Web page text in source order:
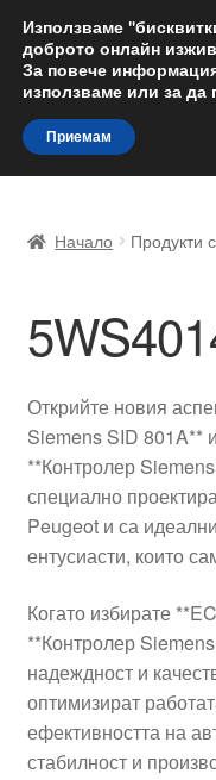
Skip
to
navigation
Skip
to
content
Доставка по целия
Жалби
Количка
Контакт
Моята сметка
Плащанията
Политика за
Правила и условия
Начало Продукти
Открийте новия
Siemens SID 801A**
**Контролер
специално
Peugeot и са
ентусиасти, които
Когато избирате
**Контролер
надеждност и
оптимизират
ефективността на
стабилност и
Използваме
доброто онлайн
За повече
използваме или за да
Приемам